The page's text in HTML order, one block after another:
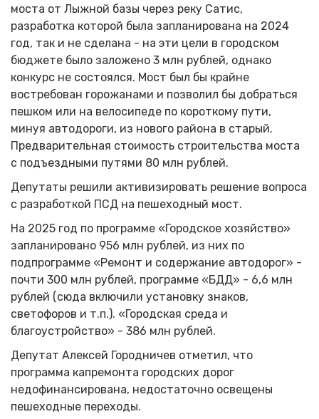
моста от Лыжной базы через реку Сатис,
разработка которой была запланирована на 2024
год, так и не сделана - на эти цели в городском
бюджете было заложено 3 млн рублей, однако
конкурс не состоялся. Мост был бы крайне
востребован горожанами и позволил бы добраться
пешком или на велосипеде по короткому пути,
минуя автодороги, из нового района в старый.
Предварительная стоимость строительства моста
с подъездными путями 80 млн рублей.
Депутаты решили активизировать решение вопроса
с разработкой ПСД на пешеходный мост.
На 2025 год по программе «Городское хозяйство»
запланировано 956 млн рублей, из них по
подпрограмме «Ремонт и содержание автодорог» -
почти 300 млн рублей, программе «БДД» - 6,6 млн
рублей (сюда включили установку знаков,
светофоров и т.п.). «Городская среда и
благоустройство» - 386 млн рублей.
Депутат Алексей Городничев отметил, что
программа капремонта городских дорог
недофинансирована, недостаточно освещены
пешеходные переходы.